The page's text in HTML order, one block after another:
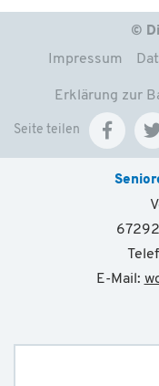
©
Impressum
Erklärung zur
Seite teilen
E-Mail: